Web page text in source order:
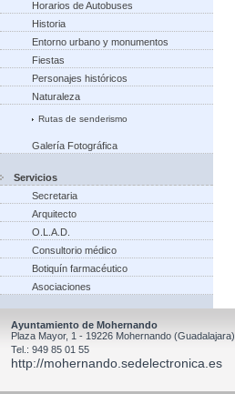
Horarios de Autobuses
Historia
Entorno urbano y monumentos
Fiestas
Personajes históricos
Naturaleza
Rutas de senderismo
Galería Fotográfica
Servicios
Secretaria
Arquitecto
O.L.A.D.
Consultorio médico
Botiquín farmacéutico
Asociaciones
Ayuntamiento de Mohernando
Plaza Mayor, 1 - 19226 Mohernando (Guadalajara)
Tel.: 949 85 01 55
http://mohernando.sedelectronica.es